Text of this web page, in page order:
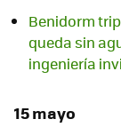
Benidorm
queda sin
ingeniería
15 mayo